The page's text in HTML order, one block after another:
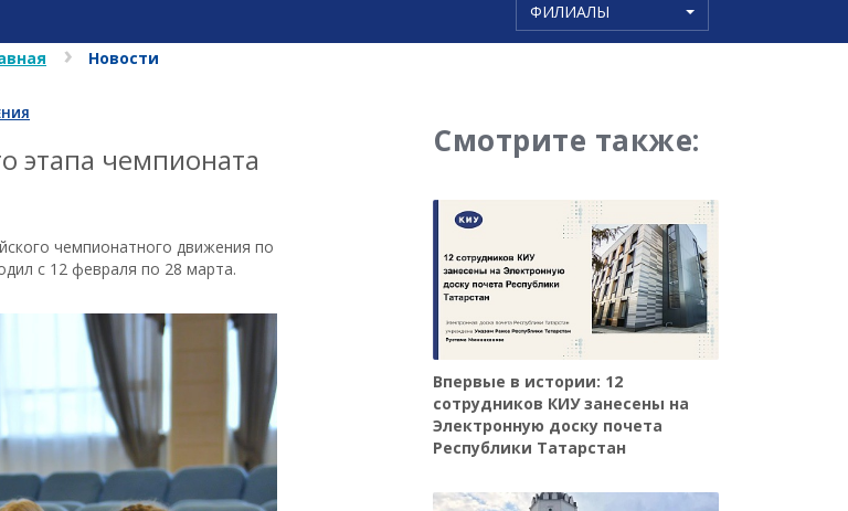
ФИЛИАЛЫ
Новости
этапа чемпионата
чемпионатного движения по
с 12 февраля по 28 марта.
Смотрите также:
Впервые в истории: 12
сотрудников КИУ занесены на
Электронную доску почета
Республики Татарстан